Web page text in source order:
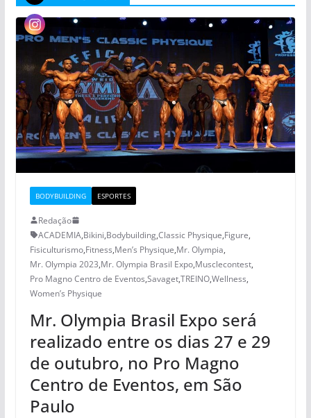
BODYBUILDING ESPORTES
Redação
ACADEMIA,Bikini,Bodybuilding,Classic Physique,Figure,
Fisiculturismo,Fitness,Men’s Physique,Mr. Olympia,
Mr. Olympia 2023,Mr. Olympia Brasil Expo,Musclecontest,
Pro Magno Centro de Eventos,Savaget,TREINO,Wellness,
Women’s Physique
Mr. Olympia Brasil Expo será
realizado entre os dias 27 e 29
de outubro, no Pro Magno
Centro de Eventos, em São
Paulo